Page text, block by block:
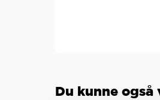
Du kunne